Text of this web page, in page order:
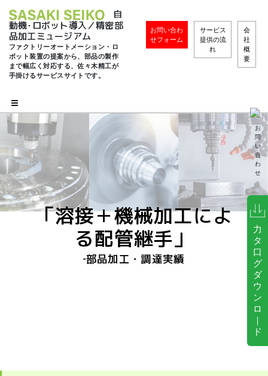
自
動機･ロボット導入／精密部
品加工ミュージアム
ファクトリーオートメーション・ロ
ボット装置の提案から、部品の製作
まで幅広く対応する、佐々木精工が
手掛けるサービスサイトです。
お問い合わ
せフォーム
サービス
提供の流
れ
会
社
概
要
「溶接＋機械加工によ
る配管継手」
‐部品加工・調達実績
お
問
い
合
わ
せ
力
タ
口
グ
ダ
ウ
ン
ロ
｜
ド